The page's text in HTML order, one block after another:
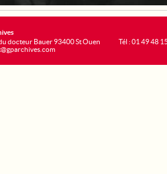
docteur Bauer 93400 St Ouen
Tél : 01 49 48